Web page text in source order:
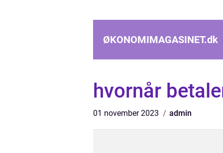
ØKONOMIMAGASINET.dk
hvornår
01 november 2023 admin